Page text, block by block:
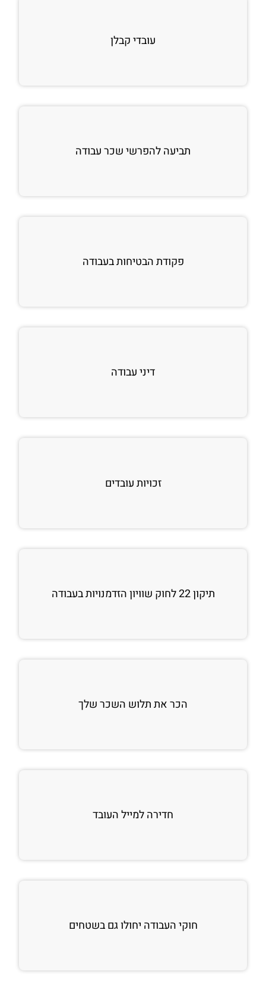
עובדי קבלן
תביעה להפרשי שכר עבודה
פקודת הבטיחות בעבודה
דיני עבודה
זכויות עובדים
תיקון 22 לחוק שוויון הזדמנויות בעבודה
הכר את תלוש השכר שלך
חדירה למייל העובד
חוקי העבודה יחולו גם בשטחים